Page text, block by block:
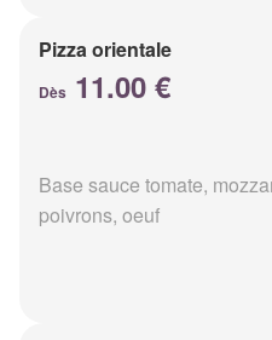
Pizza orientale
Dès 11.00 €
Base sauce tomate,
poivrons, oeuf